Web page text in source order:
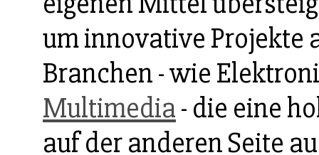
um innovative Projekte
Branchen - wie
Multimedia- die eine
auf der anderen Seite